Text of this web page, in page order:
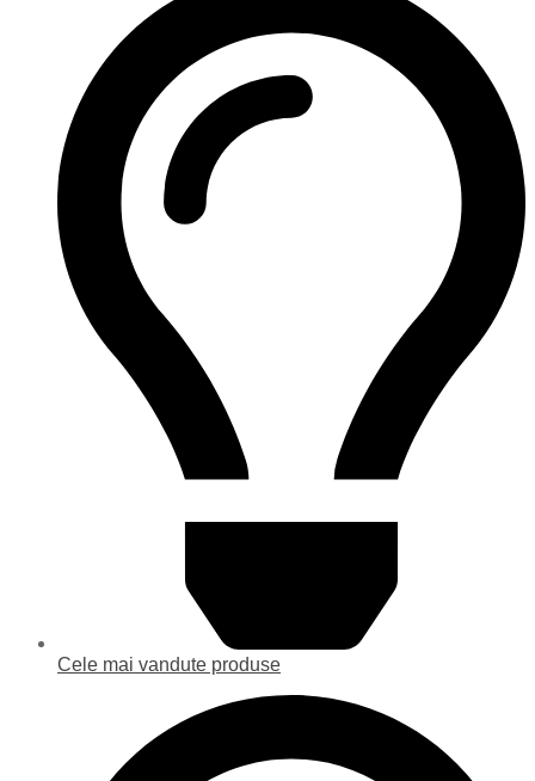
Cele mai vandute produse